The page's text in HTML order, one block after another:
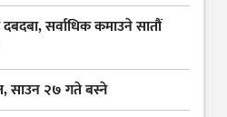
सर्वाधिक कमाउने सातौं
साउन २७ गते बस्ने